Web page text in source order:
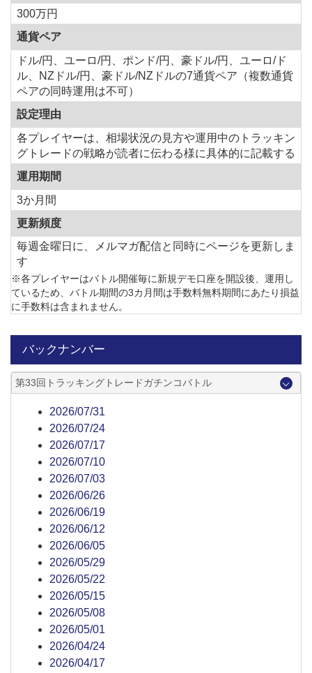
300万円
通貨ペア
ドル/円、ユーロ/円、ポンド/円、豪ドル/円、ユーロ/ド
ル、NZドル/円、豪ドル/NZドルの7通貨ペア（複数通貨
ペアの同時運用は不可）
設定理由
各プレイヤーは、相場状況の見方や運用中のトラッキン
グトレードの戦略が読者に伝わる様に具体的に記載する
運用期間
3か月間
更新頻度
毎週金曜日に、メルマガ配信と同時にページを更新しま
す
※各プレイヤーはバトル開催毎に新規デモ口座を開設後、運用し
ているため、バトル期間の3カ月間は手数料無料期間にあたり損益
に手数料は含まれません。
バックナンバー
第33回トラッキングトレードガチンコバトル
2026/07/31
2026/07/24
2026/07/17
2026/07/10
2026/07/03
2026/06/26
2026/06/19
2026/06/12
2026/06/05
2026/05/29
2026/05/22
2026/05/15
2026/05/08
2026/05/01
2026/04/24
2026/04/17